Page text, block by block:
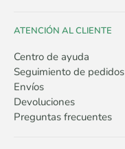
ATENCIÓN AL CLIENTE
Centro de ayuda
Seguimiento de pedidos
Envíos
Devoluciones
Preguntas frecuentes